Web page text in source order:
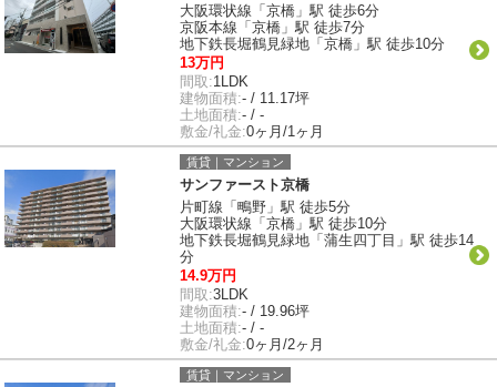
大阪環状線「京橋」駅 徒歩6分
京阪本線「京橋」駅 徒歩7分
地下鉄長堀鶴見緑地「京橋」駅 徒歩10分
13万円
間取:1LDK
建物面積:- / 11.17坪
土地面積:- / -
敷金/礼金:0ヶ月/1ヶ月
賃貸｜マンション
サンファースト京橋
片町線「鴫野」駅 徒歩5分
大阪環状線「京橋」駅 徒歩10分
地下鉄長堀鶴見緑地「蒲生四丁目」駅 徒歩14
分
14.9万円
間取:3LDK
建物面積:- / 19.96坪
土地面積:- / -
敷金/礼金:0ヶ月/2ヶ月
賃貸｜マンション